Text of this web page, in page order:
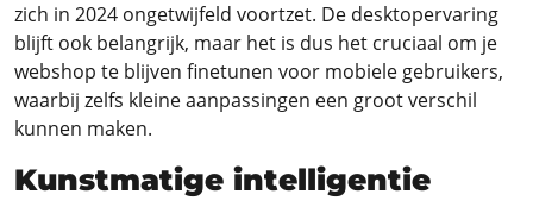
zich in 2024 ongetwijfeld voortzet. De desktopervaring
blijft ook belangrijk, maar het is dus het cruciaal om je
webshop te blijven finetunen voor mobiele gebruikers,
waarbij zelfs kleine aanpassingen een groot verschil
kunnen maken.
Kunstmatige intelligentie